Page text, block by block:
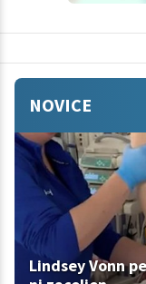
NOVICE
Lindsey Vonn